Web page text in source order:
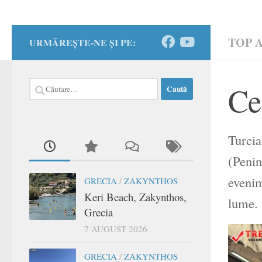
TOP
lume.
URMĂREȘTE-NE ȘI PE:
Caută
după:
GRECIA / ZAKYNTHOS
Keri Beach, Zakynthos,
Grecia
7 AUGUST 2026
GRECIA / ZAKYNTHOS